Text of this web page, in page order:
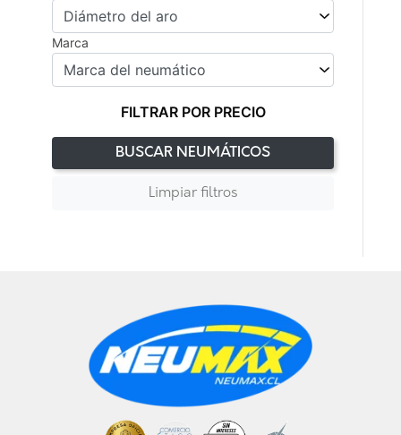
Marca
FILTRAR POR PRECIO
BUSCAR NEUMÁTICOS
Limpiar filtros